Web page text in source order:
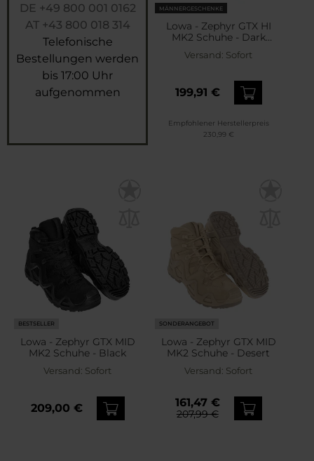
DE +49 800 001 0162
AT+43 800 018 314
Telefonische
Bestellungen werden
bis 17:00 Uhr
aufgenommen
MÄNNERGESCHENKE
Lowa - Zephyr GTX HI
MK2 Schuhe - Dark
Versand: Sofort
199,91 €
Empfohlener Herstellerpreis
230,99 €
BESTSELLER
Lowa - Zephyr GTX MID
MK2 Schuhe - Black
Versand: Sofort
209,00 €
SONDERANGEBOT
Lowa - Zephyr GTX MID
MK2 Schuhe - Desert
Versand: Sofort
161,47 €
207,99 €